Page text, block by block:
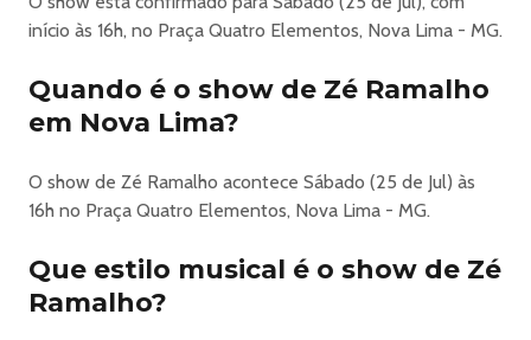
início às 16h, no Praça Quatro Elementos, Nova Lima - MG.
Quando é o show de Zé Ramalho
em Nova Lima?
O show de Zé Ramalho acontece Sábado (25 de Jul) às
16h no Praça Quatro Elementos, Nova Lima - MG.
Que estilo musical é o show de Zé
Ramalho?